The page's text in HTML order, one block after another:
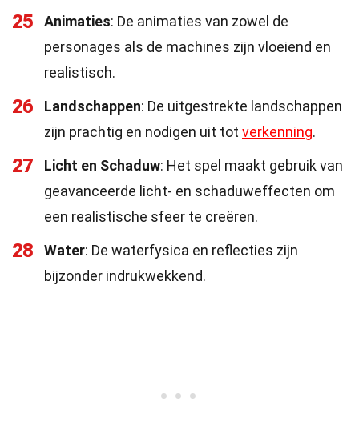
25 Animaties: De animaties van zowel de
personages als de machines zijn vloeiend en
realistisch.
26 Landschappen: De uitgestrekte landschappen
zijn prachtig en nodigen uit tot verkenning.
27 Licht en Schaduw: Het spel maakt gebruik van
geavanceerde licht- en schaduweffecten om
een realistische sfeer te creëren.
28 Water: De waterfysica en reflecties zijn
bijzonder indrukwekkend.